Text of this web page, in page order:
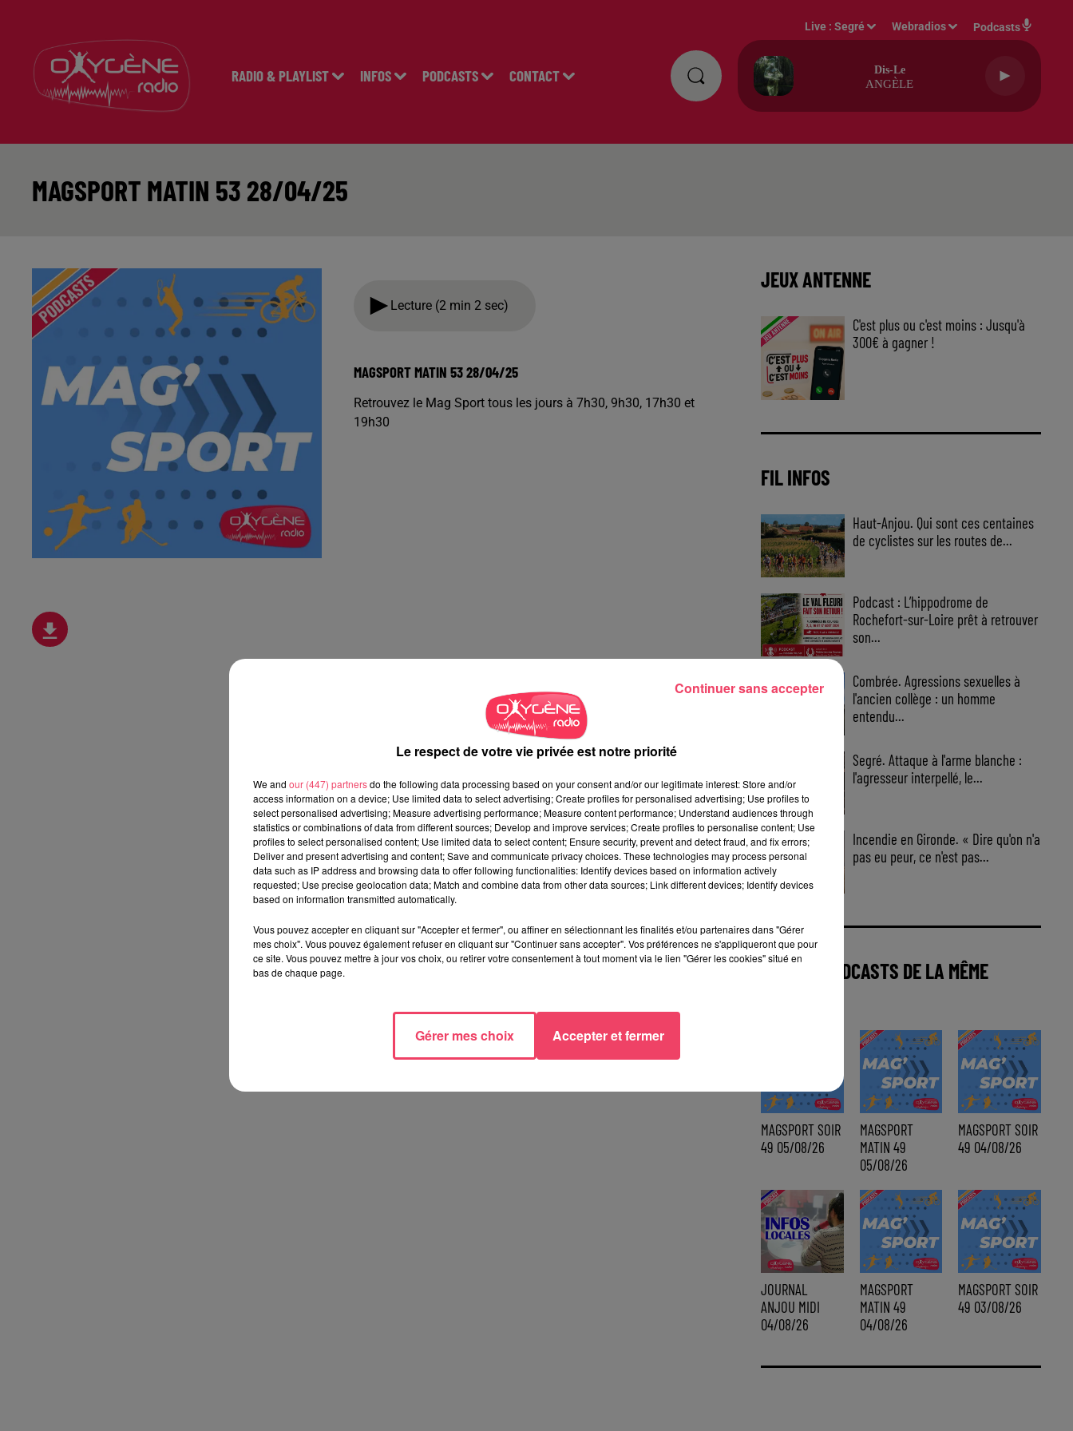
RADIO & PLAYLIST INFOS PODCASTS CONTACT
Live :Segré Webradios Podcasts
Dis-Le
ANGÈLE
MAGSPORT MATIN 53 28/04/25
Lecture (2 min 2 sec)
MAGSPORT MATIN 53 28/04/25
Retrouvez le Mag Sport tous les jours à 7h30, 9h30, 17h30 et
19h30
JEUX ANTENNE
C'est plus ou c'est moins : Jusqu'à
300€ à gagner !
FIL INFOS
Haut-Anjou. Qui sont ces centaines
de cyclistes sur les routes de...
Podcast : L’hippodrome de
Rochefort-sur-Loire prêt à retrouver
son...
Combrée. Agressions sexuelles à
l'ancien collège : un homme
entendu...
Segré. Attaque à l'arme blanche :
l'agresseur interpellé, le...
Incendie en Gironde. « Dire qu'on n'a
pas eu peur, ce n'est pas...
AUTRES PODCASTS DE LA MÊME
MAGSPORT SOIR
49 05/08/26
MAGSPORT
MATIN 49
05/08/26
MAGSPORT SOIR
49 04/08/26
JOURNAL
ANJOU MIDI
04/08/26
MAGSPORT
MATIN 49
04/08/26
MAGSPORT SOIR
49 03/08/26
Le respect de votre vie privée est notre priorité
We and our (447) partnersdo the following data processing based on your consent and/or our legitimate interest: Store and/or
access information on a device; Use limited data to select advertising; Create profiles for personalised advertising; Use profiles to
select personalised advertising; Measure advertising performance; Measure content performance; Understand audiences through
statistics or combinations of data from different sources; Develop and improve services; Create profiles to personalise content; Use
profiles to select personalised content; Use limited data to select content; Ensure security, prevent and detect fraud, and fix errors;
Deliver and present advertising and content; Save and communicate privacy choices. These technologies may process personal
data such as IP address and browsing data to offer following functionalities: Identify devices based on information actively
requested; Use precise geolocation data; Match and combine data from other data sources; Link different devices; Identify devices
based on information transmitted automatically.
Vous pouvez accepter en cliquant sur "Accepter et fermer", ou affiner en sélectionnant les finalités et/ou partenaires dans "Gérer
mes choix". Vous pouvez également refuser en cliquant sur "Continuer sans accepter". Vos préférences ne s'appliqueront que pour
ce site. Vous pouvez mettre à jour vos choix, ou retirer votre consentement à tout moment via le lien "Gérer les cookies" situé en
bas de chaque page.
Gérer mes choix Accepter et fermer
Continuer sans accepter